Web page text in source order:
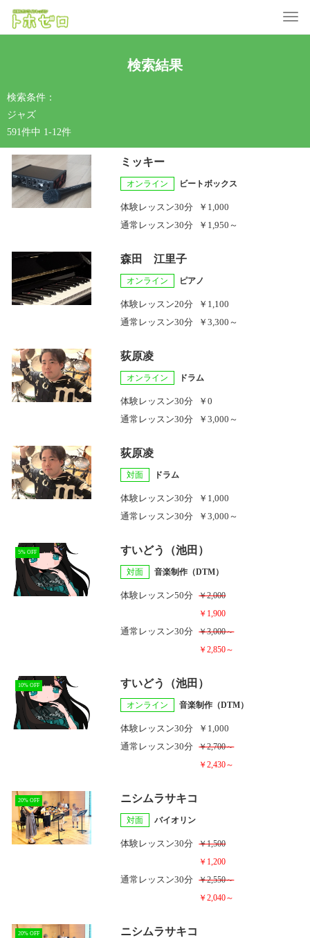
検索結果
検索条件：
ジャズ
591件中 1-12件
ミッキー
オンライン ビートボックス
体験レッスン30分
￥1,000
通常レッスン30分 ￥1,950～
森田 江里子
オンライン ピアノ
体験レッスン20分
￥1,100
通常レッスン30分 ￥3,300～
荻原凌
オンライン ドラム
体験レッスン30分
￥0
通常レッスン30分 ￥3,000～
荻原凌
対面 ドラム
体験レッスン30分
￥1,000
通常レッスン30分 ￥3,000～
5% OFF すいどう（池田）
対面 音楽制作（DTM）
体験レッスン50分
￥2,000
￥1,900
通常レッスン30分
￥3,000～
￥2,850～
10% OFF すいどう（池田）
オンライン 音楽制作（DTM）
体験レッスン30分
￥1,000
通常レッスン30分
￥2,700～
￥2,430～
20% OFF ニシムラサキコ
対面 バイオリン
体験レッスン30分
￥1,500
￥1,200
通常レッスン30分
￥2,550～
￥2,040～
20% OFF ニシムラサキコ